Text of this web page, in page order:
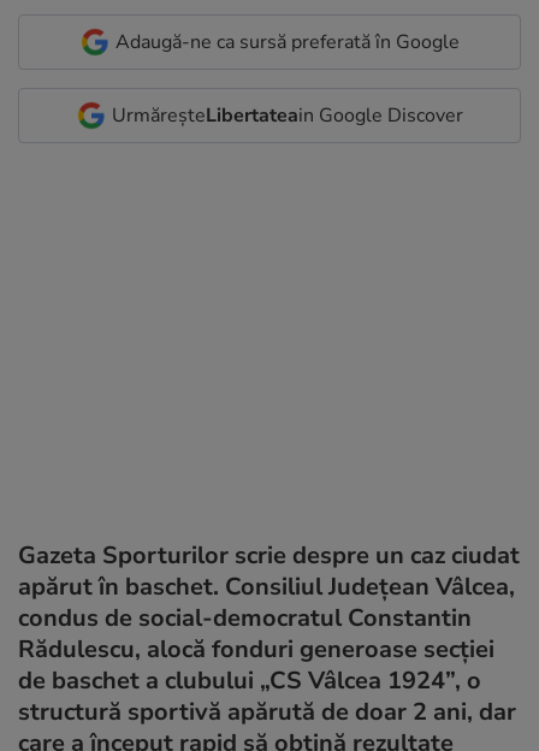
Adaugă-ne ca sursă preferată în Google
UrmăreșteLibertateain Google Discover
Gazeta Sporturilor scrie despre un caz ciudat
apărut în baschet. Consiliul Județean Vâlcea,
condus de social-democratul Constantin
Rădulescu, alocă fonduri generoase secției
de baschet a clubului „CS Vâlcea 1924”, o
structură sportivă apărută de doar 2 ani, dar
care a început rapid să obțină rezultate